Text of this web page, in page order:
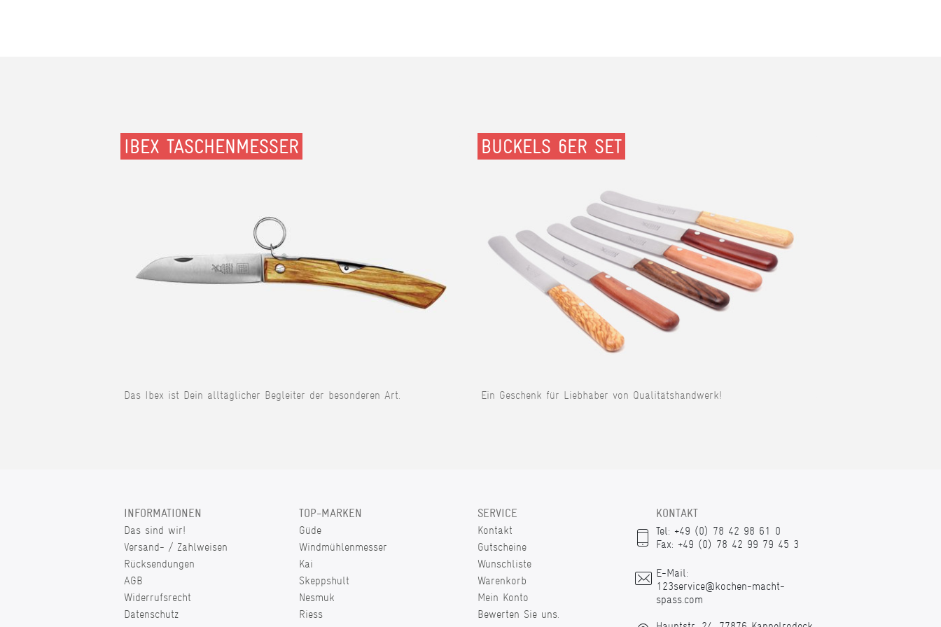
IBEX TASCHENMESSER
Das Ibex ist Dein alltäglicher Begleiter der besonderen Art.
BUCKELS 6ER SET
Ein Geschenk für Liebhaber von Qualitätshandwerk!
INFORMATIONEN
Das sind wir!
Versand- / Zahlweisen
Rücksendungen
AGB
Widerrufsrecht
Datenschutz
TOP-MARKEN
Güde
Windmühlenmesser
Kai
Skeppshult
Nesmuk
Riess
SERVICE
Kontakt
Gutscheine
Wunschliste
Warenkorb
Mein Konto
Bewerten Sie uns.
KONTAKT
Tel: +49 (0) 78 42 98 61 0
Fax: +49 (0) 78 42 99 79 45 3
E-Mail:
123service@kochen-macht-
spass.com